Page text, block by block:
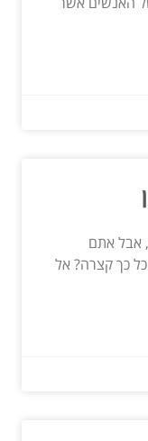
אבל אתם
כך קצרה? אל